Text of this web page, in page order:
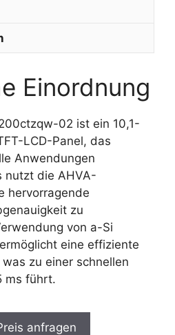
Einordnung
02 ist ein 10,1-
LCD-Panel, das
Anwendungen
nutzt die AHVA-
hervorragende
zu
von a-Si
eine effiziente
zu einer schnellen
ms führt.
anfragen